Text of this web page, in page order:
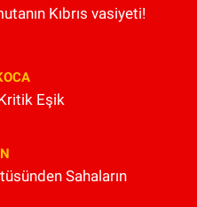
Kıbrıs vasiyeti!
Eşik
Sahaların